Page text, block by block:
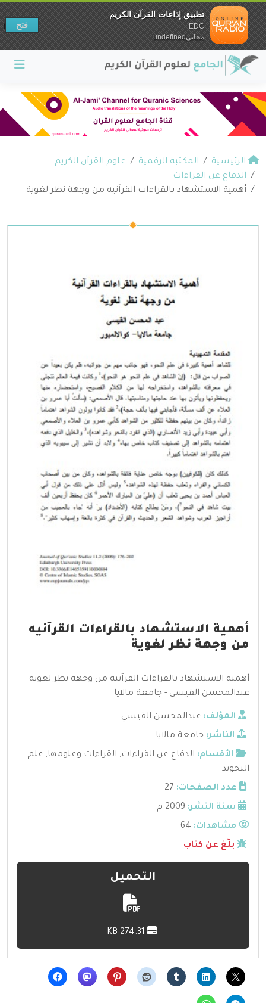
الرئيسية المكتبة الرقمية
علوم القرآن الكريم
الدفاع عن القراءات
أهمية الاستشهاد بالقراءات القرآنيه من وجهة نظر لغوية
أهمية الاستشهاد بالقراءات القرآنيه
من وجهة نظر لغوية
أهمية الاستشهاد بالقراءات القرآنيه من وجهة نظر لغوية -
عبدالمحسن القيسي - جامعة مالايا
المؤلف: عبدالمحسن القيسي
الناشر: جامعة مالايا
الأقسام: الدفاع عن القراءات, القراءات وعلومها, علم
التجويد
عدد الصفحات: 27
سنة النشر: 2009 م
مشاهدات:
بلّغ عن كتاب
التحميل
تطبيق إذاعات القرآن الكريم
EDC
مجانيundefined
فتح